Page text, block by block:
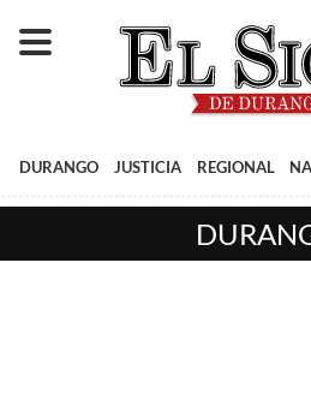
DURANGO JUSTICIA REGIONAL